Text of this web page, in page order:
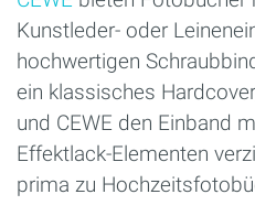
Kunstleder- oder
hochwertigen
ein klassisches
und CEWE den Einband
Effektlack-Elementen
prima zu